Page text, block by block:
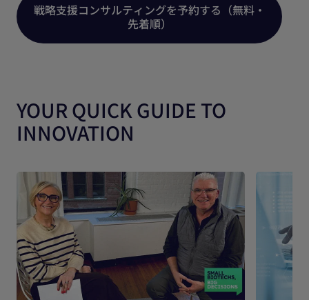
戦略支援コンサルティングを予約する（無料・
先着順）
YOUR QUICK GUIDE TO
INNOVATION